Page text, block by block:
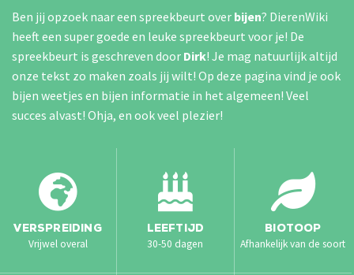
Ben jij opzoek naar een spreekbeurt over bijen? DierenWiki
heeft een super goede en leuke spreekbeurt voor je! De
spreekbeurt is geschreven door Dirk! Je mag natuurlijk altijd
onze tekst zo maken zoals jij wilt! Op deze pagina vind je ook
bijen weetjes en bijen informatie in het algemeen! Veel
succes alvast! Ohja, en ook veel plezier!
VERSPREIDING
Vrijwel overal
LEEFTIJD
30-50 dagen
BIOTOOP
Afhankelijk van de soort